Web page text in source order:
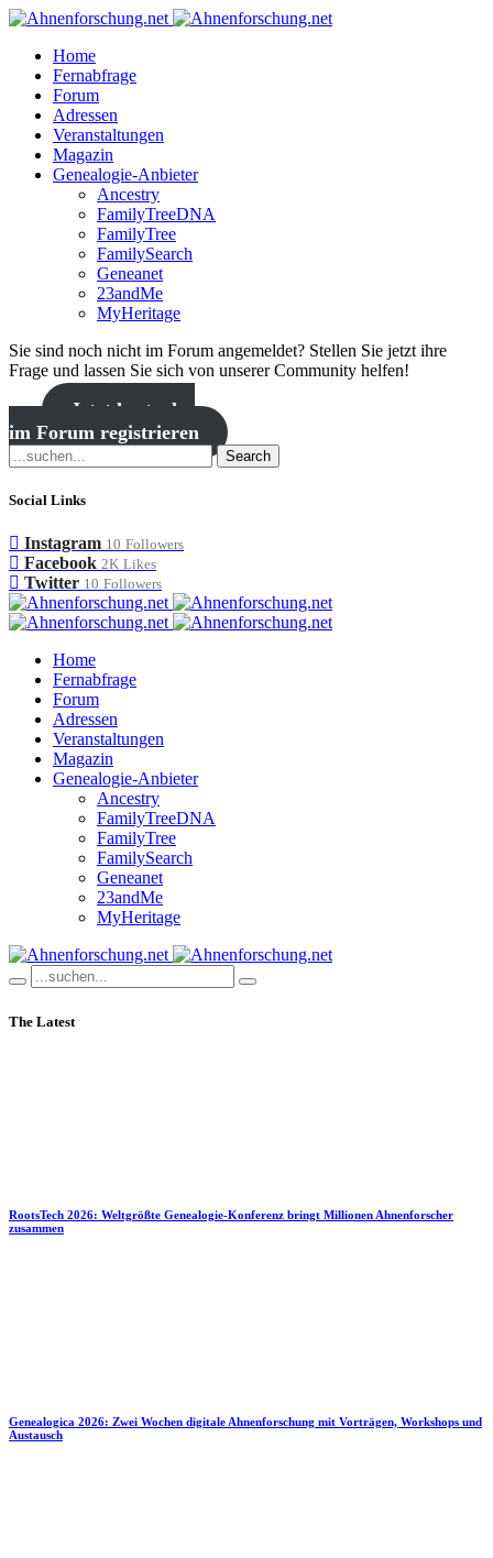
Home
Fernabfrage
Forum
Adressen
Veranstaltungen
Magazin
Genealogie-Anbieter
Ancestry
FamilyTreeDNA
FamilyTree
FamilySearch
Geneanet
23andMe
MyHeritage
Sie sind noch nicht im Forum angemeldet? Stellen Sie jetzt ihre
Frage und lassen Sie sich von unserer Community helfen!
Jetzt kostenlos
im Forum registrieren
Search
Social Links
Instagram 10 Followers
Facebook 2K Likes
Twitter 10 Followers
Home
Fernabfrage
Forum
Adressen
Veranstaltungen
Magazin
Genealogie-Anbieter
Ancestry
FamilyTreeDNA
FamilyTree
FamilySearch
Geneanet
23andMe
MyHeritage
The Latest
RootsTech 2026: Weltgrößte Genealogie-Konferenz bringt Millionen Ahnenforscher
zusammen
Genealogica 2026: Zwei Wochen digitale Ahnenforschung mit Vorträgen, Workshops und
Austausch